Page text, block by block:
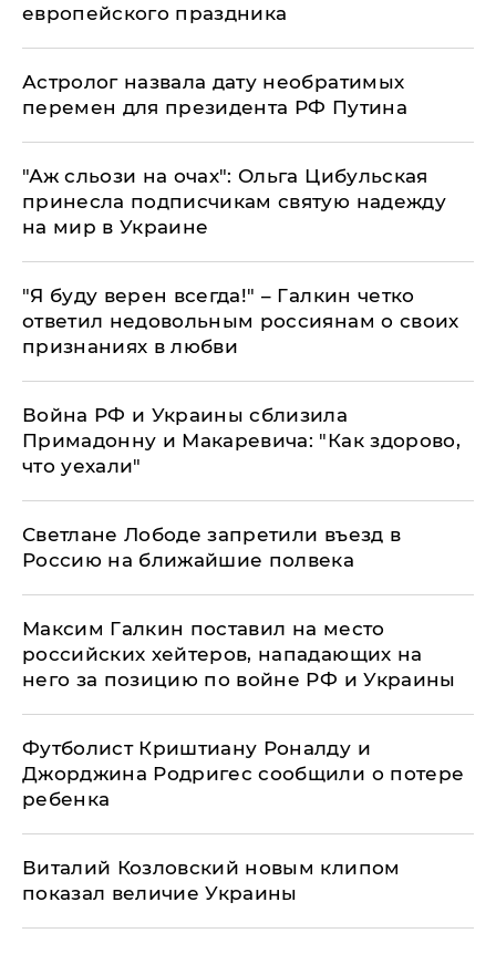
европейского праздника
Астролог назвала дату необратимых
перемен для президента РФ Путина
"Аж сльози на очах": Ольга Цибульская
принесла подписчикам святую надежду
на мир в Украине
"Я буду верен всегда!" – Галкин четко
ответил недовольным россиянам о своих
признаниях в любви
Война РФ и Украины сблизила
Примадонну и Макаревича: "Как здорово,
что уехали"
Светлане Лободе запретили въезд в
Россию на ближайшие полвека
Максим Галкин поставил на место
российских хейтеров, нападающих на
него за позицию по войне РФ и Украины
Футболист Криштиану Роналду и
Джорджина Родригес сообщили о потере
ребенка
Виталий Козловский новым клипом
показал величие Украины